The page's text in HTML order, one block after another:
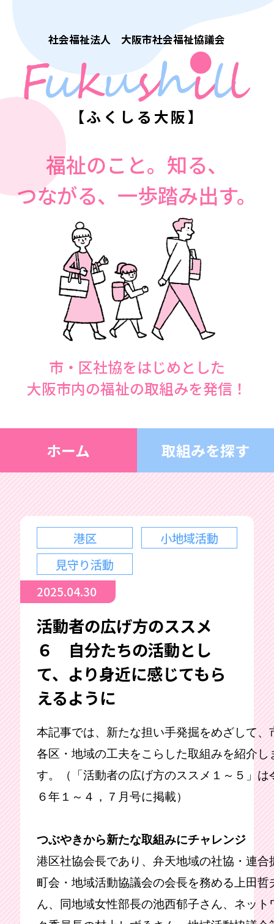
社会福祉法人 大阪市社会福祉協議会
【ふくしる大阪】
福祉のこと。知る、
つながる、一歩踏み出す。
市・区社協をはじめとした
大阪市内の福祉の取組みを発信！
ホーム 取組みを探す
港区
小地域活動
見守り活動
2025.04.30
活動者の広げ方のススメ
６ 自分たちの活動とし
て、より身近に感じてもら
えるように
本記事では、新たな担い手発掘をめざして、
各区・地域の工夫をこらした取組みを紹介し
す。（「活動者の広げ方のススメ１～５」は
６年１～４，７月号に掲載）
つぶやきから新たな取組みにチャレンジ
港区社協会長であり、弁天地域の社協・連合
町会・地域活動協議会の会長を務める上田哲
ん、同地域女性部長の池西郁子さん、ネット